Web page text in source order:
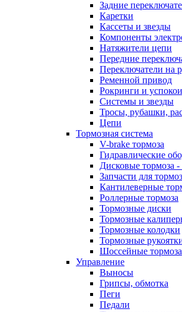
Задние
Каретки
Кассеты и звезды
Компоненты
Натяжители цепи
Передние
Переключатели на
Ременной привод
Рокринги и
Системы и звезды
Тросы, рубашки,
Цепи
Тормозная система
V-brake тормоза
Гидравлические
Дисковые тормоза
Запчасти для
Кантилеверные
Роллерные тормоза
Тормозные диски
Тормозные
Тормозные колодки
Тормозные
Шоссейные тормоза
Управление
Выносы
Грипсы, обмотка
Пеги
Педали